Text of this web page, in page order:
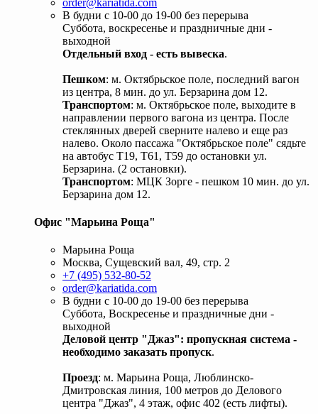
order@kariatida.com
В будни с 10-00 до 19-00 без перерыва
Суббота, воскресенье и праздничные дни -
выходной
Отдельный вход - есть вывеска.
Пешком: м. Октябрьское поле, последний вагон
из центра, 8 мин. до ул. Берзарина дом 12.
Транспортом: м. Октябрьское поле, выходите в
направлении первого вагона из центра. После
стеклянных дверей сверните налево и еще раз
налево. Около пассажа "Октябрьское поле" сядьте
на автобус Т19, Т61, Т59 до остановки ул.
Берзарина. (2 остановки).
Транспортом: МЦК Зорге - пешком 10 мин. до ул.
Берзарина дом 12.
Офис "Марьина Роща"
Марьина Роща
Москва, Сущевский вал, 49, стр. 2
+7 (495) 532-80-52
order@kariatida.com
В будни с 10-00 до 19-00 без перерыва
Суббота, Воскресенье и праздничные дни -
выходной
Деловой центр "Джаз": пропускная система -
необходимо заказать пропуск.
Проезд: м. Марьина Роща, Люблинско-
Дмитровская линия, 100 метров до Делового
центра "Джаз", 4 этаж, офис 402 (есть лифты).